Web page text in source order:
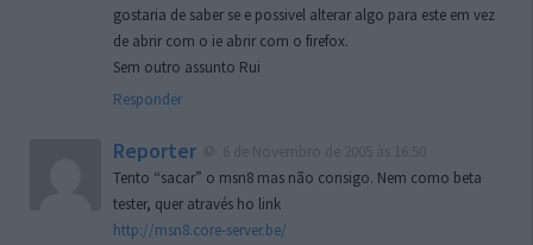
gostaria de saber se e possivel alterar algo para este em vez
de abrir com o ie abrir com o firefox.
Sem outro assunto Rui
Responder
Reporter
Tento “sacar” o msn8 mas não consigo. Nem como beta
tester, quer através ho link
http://msn8.core-server.be/